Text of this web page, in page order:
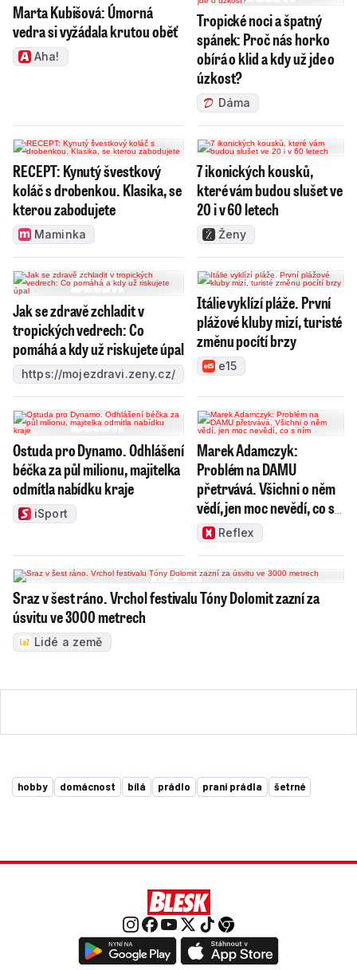
Marta Kubišová: Úmorná
vedra si vyžádala krutou oběť
Aha!
Tropické noci a špatný
spánek: Proč nás horko
obírá o klid a kdy už jde o
úzkost?
Dáma
RECEPT: Kynutý švestkový
koláč s drobenkou. Klasika, se
kterou zabodujete
Maminka
7 ikonických kousků,
které vám budou slušet ve
20 i v 60 letech
Ženy
Jak se zdravě zchladit v
tropických vedrech: Co
pomáhá a kdy už riskujete úpal
https://mojezdravi.zeny.cz/
Itálie vyklízí pláže. První
plážové kluby mizí, turisté
změnu pocítí brzy
e15
Ostuda pro Dynamo. Odhlášení
béčka za půl milionu, majitelka
odmítla nabídku kraje
iSport
Marek Adamczyk:
Problém na DAMU
přetrvává. Všichni o něm
vědí, jen moc nevědí, co s
nímReflex
Sraz v šest ráno. Vrchol festivalu Tóny Dolomit zazní za
úsvitu ve 3000 metrech
Lidé a země
hobby domácnost bílá prádlo praní prádla šetrné